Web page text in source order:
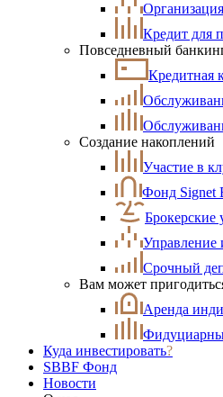
Кредит для
Повседневный
Кредитная
Создание накоплений
Участие в
Фонд Signet
Брокерские
Управление
Срочный
Вам может
Аренда
Куда инвестировать?
SBBF Фонд
Новости